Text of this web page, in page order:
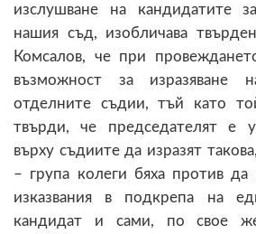
изслушване на кандидатите
нашия съд, изобличава
Комсалов, че при
възможност за изразяване
отделните съдии, тъй като
твърди, че председателят е
върху съдиите да изразят
– група колеги бяха против
изказвания в подкрепа на
кандидат и сами, по свое